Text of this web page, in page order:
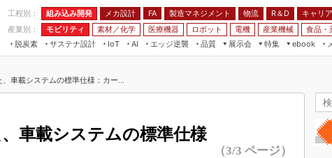
工程別： 組み込み開発 メカ設計 FA 製造マネジメント 物流 R＆D
キャリア
産業別：
モビリティ 素材／化学 医療機器 ロボット 電機 産業機械 食品・
脱炭素
サステナ設計
IoT
場
ービス
AI
設備保全
エッジ逆襲 品質
展示会
JIMTOF
IIFES
特集
つながるクルマ
VR／AR
フィールドサービス
ebook
FA
モビリティ
車載システムの標準仕様：カー...
車載システムの標準仕様
（3/3 ページ）